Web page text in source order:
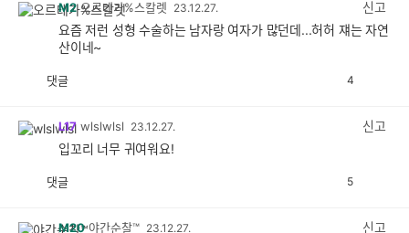
M2 오르테가%스칼렛 23.12.27.
신고
요즘 저런 성형 수술하는 남자랑 여자가 많던데...허허 쟤는 자연
산이네~
댓글 4
L17 wlslwlsl 23.12.27.
신고
입꼬리 너무 귀여워요!
댓글 5
M20 야간순찰™ 23.12.27.
신고